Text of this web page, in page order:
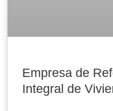
Empresa de
Integral de